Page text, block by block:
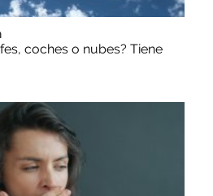
coches o nubes? Tiene